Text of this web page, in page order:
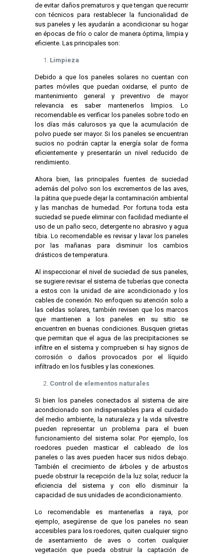
de evitar daños prematuros y que tengan que recurrir
con técnicos para restablecer la funcionalidad de
sus paneles y les ayudarán a acondicionar su hogar
en épocas de frío o calor de manera óptima, limpia y
eficiente. Las principales son:
Limpieza
Debido a que los paneles solares no cuentan con
partes móviles que puedan oxidarse, el punto de
mantenimiento general y preventivo de mayor
relevancia es saber mantenerlos limpios. Lo
recomendable es verificar los paneles sobre todo en
los días más calurosos ya que la acumulación de
polvo puede ser mayor. Si los paneles se encuentran
sucios no podrán captar la energía solar de forma
eficientemente y presentarán un nivel reducido de
rendimiento.
Ahora bien, las principales fuentes de suciedad
además del polvo son los excrementos de las aves,
la pátina que puede dejar la contaminación ambiental
y las manchas de humedad. Por fortuna toda esta
suciedad se puede eliminar con facilidad mediante el
uso de un paño seco, detergente no abrasivo y agua
tibia. Lo recomendable es revisar y lavar los paneles
por las mañanas para disminuir los cambios
drásticos de temperatura.
Al inspeccionar el nivel de suciedad de sus paneles,
se sugiere revisar el sistema de tuberías que conecta
a estos con la unidad de aire acondicionado y los
cables de conexión. No enfoquen su atención solo a
las celdas solares, también revisen que los marcos
que mantienen a los paneles en su sitio se
encuentren en buenas condiciones. Busquen grietas
que permitan que el agua de las precipitaciones se
infiltre en el sistema y comprueben si hay signos de
corrosión o daños provocados por el líquido
infiltrado en los fusibles y las conexiones.
Control de elementos naturales
Si bien los paneles conectados al sistema de aire
acondicionado son indispensables para el cuidado
del medio ambiente, la naturaleza y la vida silvestre
pueden representar un problema para el buen
funcionamiento del sistema solar. Por ejemplo, los
roedores pueden masticar el cableado de los
paneles o las aves pueden hacer sus nidos debajo.
También el crecimiento de árboles y de arbustos
puede obstruir la recepción de la luz solar, reducir la
eficiencia del sistema y con ello disminuir la
capacidad de sus unidades de acondicionamiento.
Lo recomendable es mantenerlas a raya, por
ejemplo, asegúrense de que los paneles no sean
accesibles para los roedores, quiten cualquier signo
de asentamiento de aves o corten cualquier
vegetación que pueda obstruir la captación de